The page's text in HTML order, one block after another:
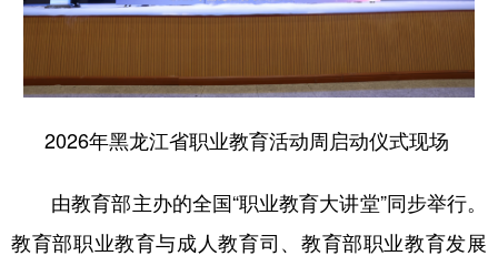
亚太网 上市公司 投教基地
地方频道
北京 天津 河北 山西
辽宁 吉林 上海 江苏
浙江 安徽 福建 江西
2026年黑龙江省职业教育活动周启动仪式现场
由教育部主办的全国“职业教育大讲堂”同步举行。
教育部职业教育与成人教育司、教育部职业教育发展